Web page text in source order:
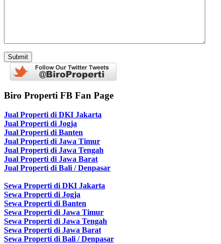
Biro Properti FB Fan Page
Jual Properti di DKI Jakarta
Jual Properti di Jogja
Jual Properti di Banten
Jual Properti di Jawa Timur
Jual Properti di Jawa Tengah
Jual Properti di Jawa Barat
Jual Properti di Bali / Denpasar
Sewa Properti di DKI Jakarta
Sewa Properti di Jogja
Sewa Properti di Banten
Sewa Properti di Jawa Timur
Sewa Properti di Jawa Tengah
Sewa Properti di Jawa Barat
Sewa Properti di Bali / Denpasar